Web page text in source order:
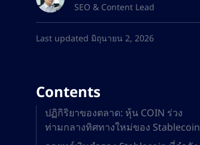
SEO & Content Lead
Last updated มิถุนายน 2, 2026
Contents
ปฏิกิริยาของตลาด: หุ้น COIN ร่วง
ท่ามกลางทิศทางใหม่ของ Stablecoin